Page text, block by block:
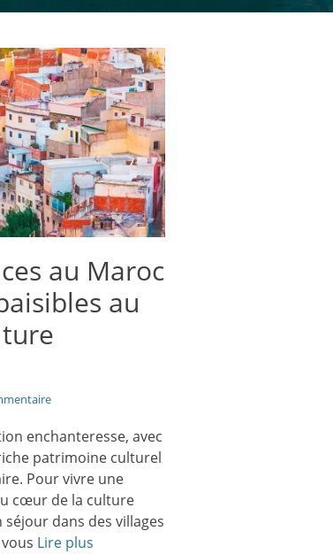
au Maroc
au
enchanteresse, avec
patrimoine culturel
Pour vivre une
cœur de la culture
dans des villages
Lire plus